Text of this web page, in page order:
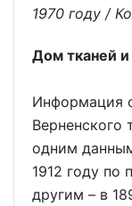
1970 году /
Дом тканей
Информация
Верненского
одним
1912 году по
другим – в